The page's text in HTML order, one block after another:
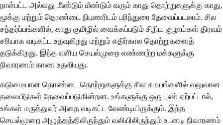
நாள்பட்ட அல்லது மீண்டும் மீண்டும் வரும் காது தொற்றுகளுக்கு காது,
மூக்கு மற்றும் தொண்டை நிபுணரிடம் பரிந்துரை தேவைப்படலாம். சில
சந்தர்ப்பங்களில், காது குமிழில் வைக்கப்படும் சிறிய குழாய்கள் திரவம்
சரியாக வடிகட்ட உதவுகிறது மற்றும் எதிர்கால தொற்றுகளைத்
தடுக்கிறது. இந்த எளிய செயல்முறை எண்ணற்ற மக்களுக்கு
நிவாரணம் காண உதவியது.
கடுமையான தொண்டை தொற்றுகளுக்கு சில சமயங்களில் வலுவான
தலையீடுகள் தேவைப்படுகின்றன. உங்களுக்கு ஒரு புண் ஏற்பட்டால்,
உங்கள் மருத்துவர் அதை வடிகட்ட வேண்டியிருக்கும். இந்த
செயல்முறை அழுத்தத்திலிருந்தும் வலியிலிருந்தும் உடனடி நிவாரணம்